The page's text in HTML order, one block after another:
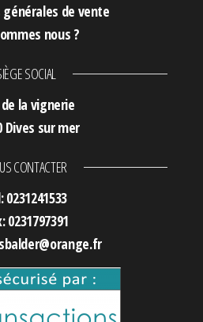
générales de vente
nous ?
SOCIAL
de la vignerie
Dives sur mer
CONTACTER
0231241533
0231797391